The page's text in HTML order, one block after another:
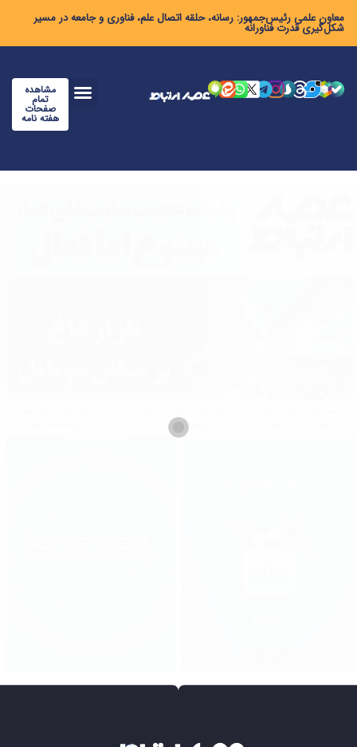
معاون علمی رئیس‌جمهور: رسانه، حلقه اتصال علم، فناوری و جامعه در مسیر
شکل‌گیری قدرت فناورانه
مشاهده
تمام
صفحات
هفته نامه